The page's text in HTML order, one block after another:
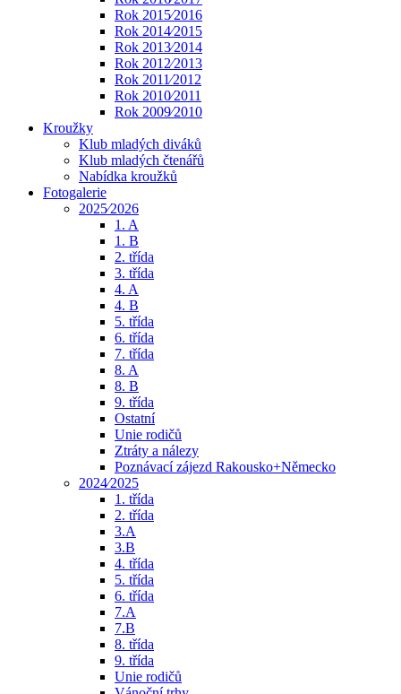
Rok 2015⁄2016
Rok 2014⁄2015
Rok 2013⁄2014
Rok 2012⁄2013
Rok 2011⁄2012
Rok 2010⁄2011
Rok 2009⁄2010
Kroužky
Klub mladých diváků
Klub mladých čtenářů
Nabídka kroužků
Fotogalerie
2025⁄2026
1. A
1. B
2. třída
3. třída
4. A
4. B
5. třída
6. třída
7. třída
8. A
8. B
9. třída
Ostatní
Unie rodičů
Ztráty a nálezy
Poznávací zájezd Rakousko+Německo
2024⁄2025
1. třída
2. třída
3.A
3.B
4. třída
5. třída
6. třída
7.A
7.B
8. třída
9. třída
Unie rodičů